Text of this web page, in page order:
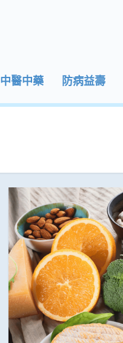
中醫中藥 防病益壽